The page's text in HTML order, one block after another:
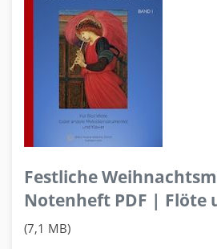
Festliche
Notenheft PDF | Flöte
(7,1 MB)